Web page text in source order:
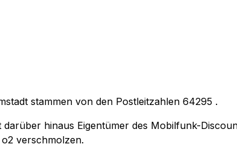
stammen von den Postleitzahlen 64295 .
hinaus Eigentümer des Mobilfunk-
verschmolzen.